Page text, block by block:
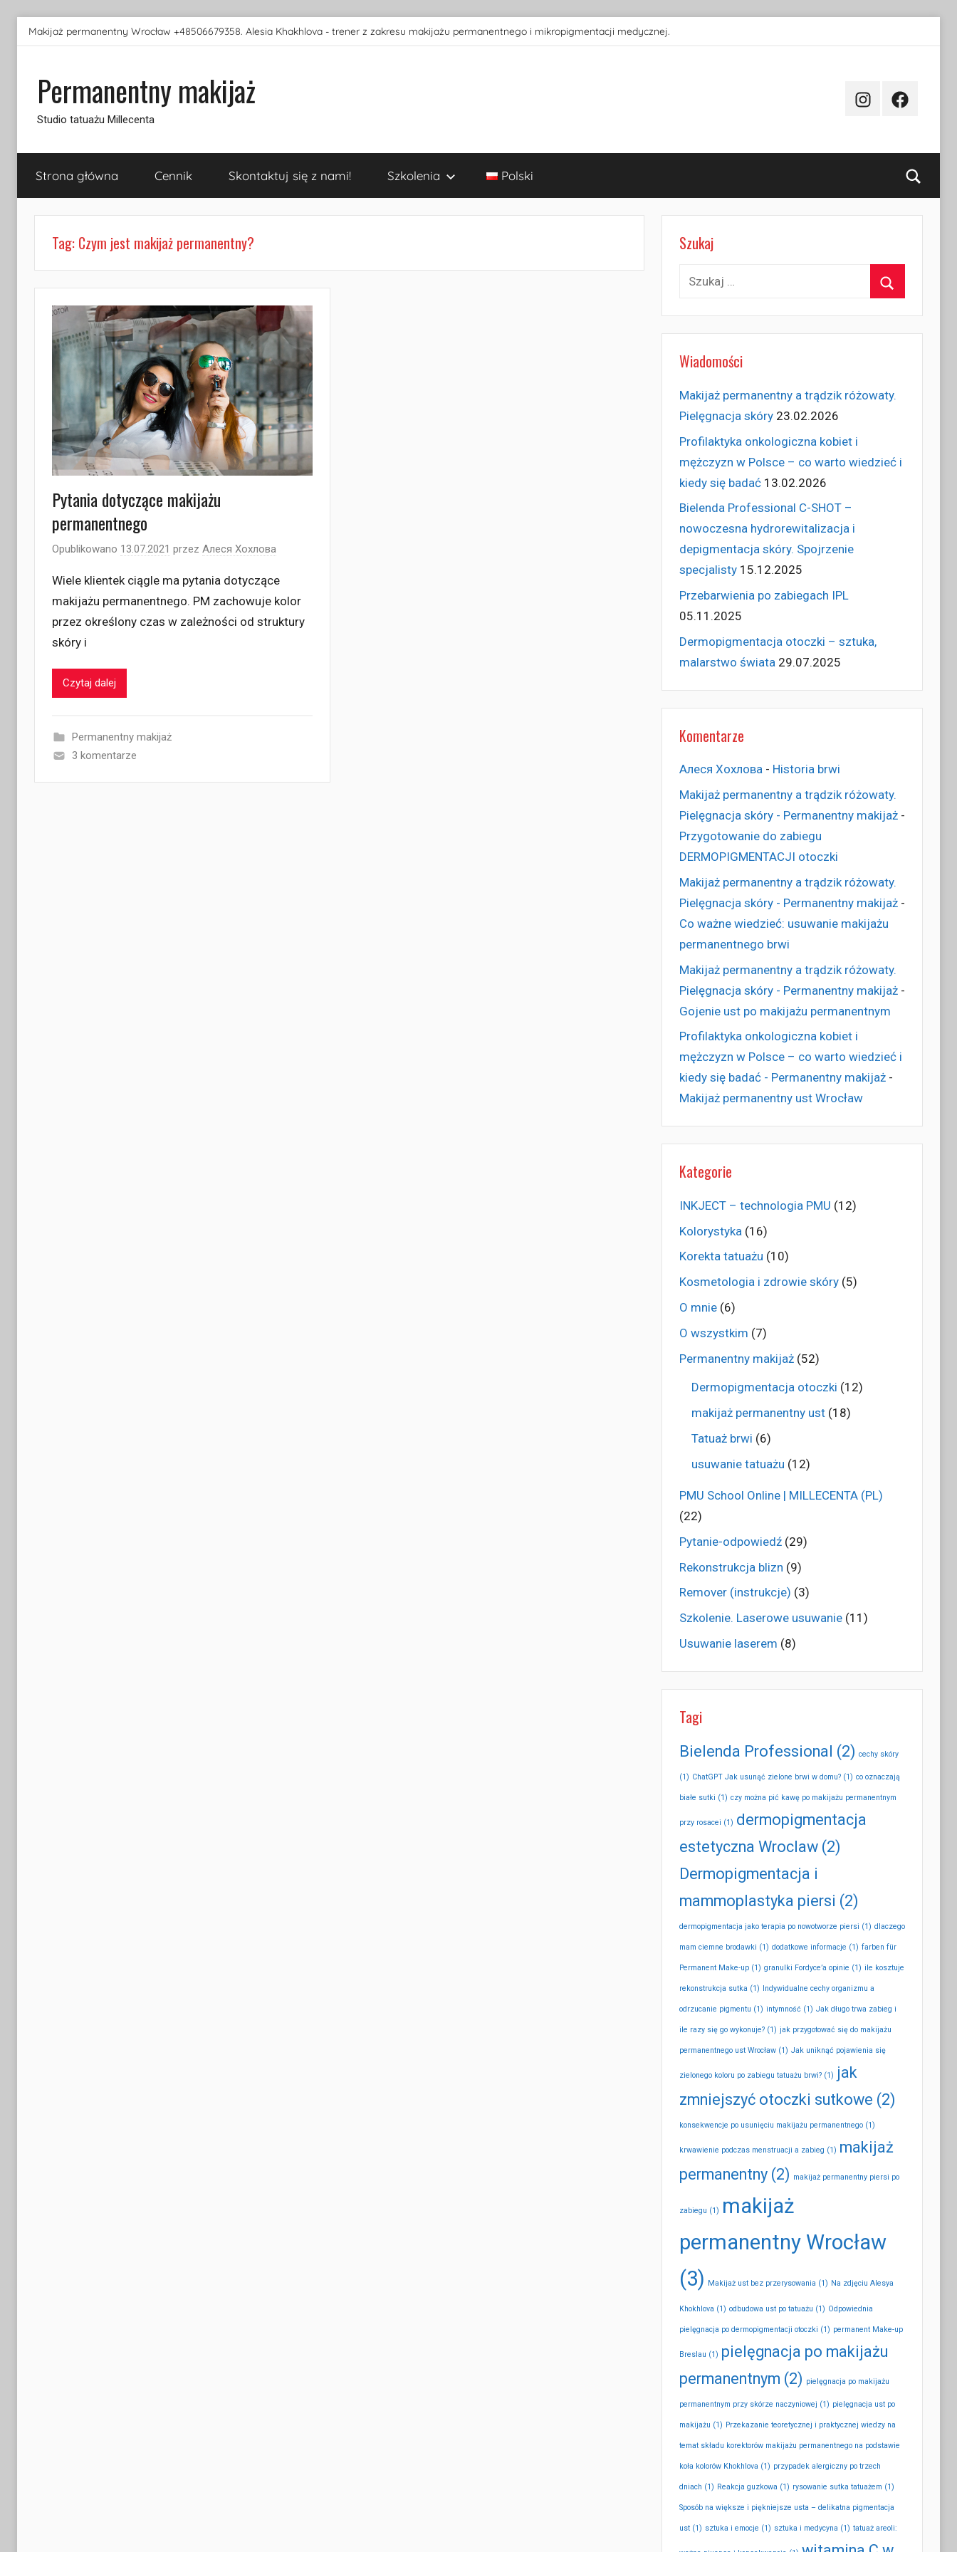
Przejdź
Makijaż permanentny Wrocław +48506679358. Alesia Khakhlova - trener z zakresu makijażu permanentnego i mikropigmentacji medycznej.
Permanentny makijaż
Studio tatuażu Millecenta
InstagramFacebook
Strona główna Cennik Skontaktuj się z nami! Szkolenia Polski
Tag: Czym jest makijaż permanentny?
Pytania dotyczące makijażu
permanentnego
Opublikowano 13.07.2021 przez Алеся Хохлова
Wiele klientek ciągle ma pytania dotyczące
makijażu permanentnego. PM zachowuje kolor
przez określony czas w zależności od struktury
skóry i
Czytaj dalej
Permanentny makijaż
3 komentarze
Szukaj
Szukaj:
Wiadomości
Makijaż permanentny a trądzik różowaty.
Pielęgnacja skóry 23.02.2026
Profilaktyka onkologiczna kobiet i
mężczyzn w Polsce – co warto wiedzieć i
kiedy się badać 13.02.2026
Bielenda Professional C-SHOT –
nowoczesna hydrorewitalizacja i
depigmentacja skóry. Spojrzenie
specjalisty 15.12.2025
Przebarwienia po zabiegach IPL
05.11.2025
Dermopigmentacja otoczki – sztuka,
malarstwo świata 29.07.2025
Komentarze
Алеся Хохлова- Historia brwi
Makijaż permanentny a trądzik różowaty.
Pielęgnacja skóry - Permanentny makijaż-
Przygotowanie do zabiegu
DERMOPIGMENTACJI otoczki
Makijaż permanentny a trądzik różowaty.
Pielęgnacja skóry - Permanentny makijaż-
Co ważne wiedzieć: usuwanie makijażu
permanentnego brwi
Makijaż permanentny a trądzik różowaty.
Pielęgnacja skóry - Permanentny makijaż-
Gojenie ust po makijażu permanentnym
Profilaktyka onkologiczna kobiet i
mężczyzn w Polsce – co warto wiedzieć i
kiedy się badać - Permanentny makijaż-
Makijaż permanentny ust Wrocław
Kategorie
INKJECT – technologia PMU (12)
Kolorystyka (16)
Korekta tatuażu (10)
Kosmetologia i zdrowie skóry(5)
O mnie(6)
O wszystkim (7)
Permanentny makijaż(52)
Dermopigmentacja otoczki (12)
makijaż permanentny ust(18)
Tatuaż brwi (6)
usuwanie tatuażu (12)
PMU School Online | MILLECENTA (PL)
(22)
Pytanie-odpowiedź(29)
Rekonstrukcja blizn (9)
Remover (instrukcje) (3)
Szkolenie. Laserowe usuwanie(11)
Usuwanie laserem (8)
Tagi
Bielenda Professional (2) cechy skóry
(1) ChatGPT Jak usunąć zielone brwi w domu?(1) co oznaczają
białe sutki (1) czy można pić kawę po makijażu permanentnym
przy rosacei (1) dermopigmentacja
estetyczna Wroclaw(2)
Dermopigmentacja i
mammoplastyka piersi (2)
dermopigmentacja jako terapia po nowotworze piersi (1) dlaczego
mam ciemne brodawki (1) dodatkowe informacje (1) farben für
Permanent Make-up(1) granulki Fordyce’a opinie (1) ile kosztuje
rekonstrukcja sutka (1) Indywidualne cechy organizmu a
odrzucanie pigmentu (1) intymność(1) Jak długo trwa zabieg i
ile razy się go wykonuje?(1) jak przygotować się do makijażu
permanentnego ust Wrocław(1) Jak uniknąć pojawienia się
zielonego koloru po zabiegu tatuażu brwi?(1) jak
zmniejszyć otoczki sutkowe (2)
konsekwencje po usunięciu makijażu permanentnego(1)
krwawienie podczas menstruacji a zabieg (1) makijaż
permanentny(2) makijaż permanentny piersi po
zabiegu (1) makijaż
permanentny Wrocław
(3) Makijaż ust bez przerysowania (1) Na zdjęciu Alesya
Khokhlova (1) odbudowa ust po tatuażu (1) Odpowiednia
pielęgnacja po dermopigmentacji otoczki (1) permanent Make-up
Breslau (1) pielęgnacja po makijażu
permanentnym (2) pielęgnacja po makijażu
permanentnym przy skórze naczyniowej (1) pielęgnacja ust po
makijażu (1) Przekazanie teoretycznej i praktycznej wiedzy na
temat składu korektorów makijażu permanentnego na podstawie
koła kolorów Khokhlova (1) przypadek alergiczny po trzech
dniach (1) Reakcja guzkowa (1) rysowanie sutka tatuażem (1)
Sposób na większe i piękniejsze usta – delikatna pigmentacja
ust(1) sztuka i emocje (1) sztuka i medycyna (1) tatuaż areoli: